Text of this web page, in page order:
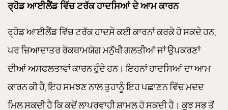
ਰ੍ਹੋਡ ਆਈਲੈਂਡ ਵਿੱਚ ਟਰੱਕ ਹਾਦਸਿਆਂ ਦੇ ਆਮ ਕਾਰਨ
ਰ੍ਹੋਡ ਆਈਲੈਂਡ ਵਿੱਚ ਟਰੱਕ ਹਾਦਸੇ ਕਈ ਕਾਰਨਾਂ ਕਰਕੇ ਹੋ ਸਕਦੇ ਹਨ,
ਪਰ ਜ਼ਿਆਦਾਤਰ ਰੋਕਥਾਮਯੋਗ ਮਨੁੱਖੀ ਗਲਤੀਆਂ ਜਾਂ ਉਪਕਰਣਾਂ
ਦੀਆਂ ਅਸਫਲਤਾਵਾਂ ਕਾਰਨ ਹੁੰਦੇ ਹਨ। ਇਹਨਾਂ ਹਾਦਸਿਆਂ ਦਾ ਆਮ
ਕਾਰਨ ਕੀ ਹੈ, ਇਹ ਸਮਝਣ ਨਾਲ ਤੁਹਾਨੂੰ ਇਹ ਪਛਾਣਨ ਵਿੱਚ ਮਦਦ
ਮਿਲ ਸਕਦੀ ਹੈ ਕਿ ਕਦੋਂ ਲਾਪਰਵਾਹੀ ਸ਼ਾਮਲ ਹੋ ਸਕਦੀ ਹੈ। ਕੁਝ ਸਭ ਤੋਂ